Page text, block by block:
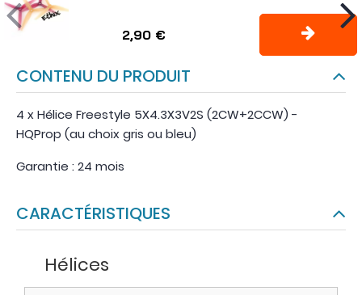
2,90 €
CONTENU DU PRODUIT
4 x Hélice Freestyle 5X4.3X3V2S (2CW+2CCW) -
HQProp (au choix gris ou bleu)
Garantie : 24 mois
CARACTÉRISTIQUES
Hélices